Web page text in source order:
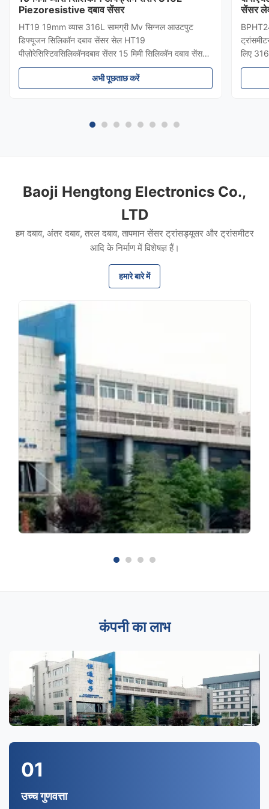
Piezoresistive दबाव सेंसर
HT19 19mm व्यास 316L सामग्री Mv सिग्नल आउटपुट
डिफ्यूजन सिलिकॉन दबाव सेंसर सेल HT19
पीज़ोरेसिस्टिवसिलिकॉनदबाव सेंसर 15 मिमी सिलिकॉन दबाव सेंसर
का परिचयः HT19 पिज़ोरेसिटिव सिलिकॉन दबाव सेंसर, मुख्य घटक
उच्च स्थिरता फैला प्रतिबिंब सिलिकॉन सेंसर तत्व है।सेंसर पैकेज
अभी पूछताछ करें
सेंसर
लिए
सुरक्षा
Baoji Hengtong Electronics Co.,
LTD
हम दबाव, अंतर दबाव, तरल दबाव, तापमान सेंसर ट्रांसड्यूसर और ट्रांसमीटर
आदि के निर्माण में विशेषज्ञ हैं।
हमारे बारे में
कंपनी का लाभ
01
उच्च गुणवत्ता